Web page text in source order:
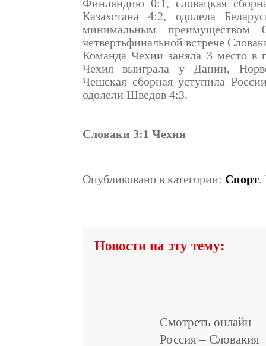
Финляндию 0:1, словацкая
Казахстана 4:2, одолела
минимальным
четвертьфинальной встрече
Команда Чехии заняла 3 место в
Чехия выиграла у Дании,
Чешская сборная уступила
одолели Шведов 4:3.
Словаки 3:1 Чехия
Опубликовано в категории: Спорт.
Новости на эту тему:
Смотреть онлайн
Россия – Словакия